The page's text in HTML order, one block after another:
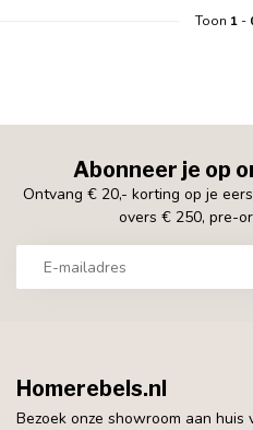
Toon 1-
Abonneer je op
Ontvang € 20,- korting op je
overs € 250, pre-
Homerebels.nl
Bezoek onze showroom aan